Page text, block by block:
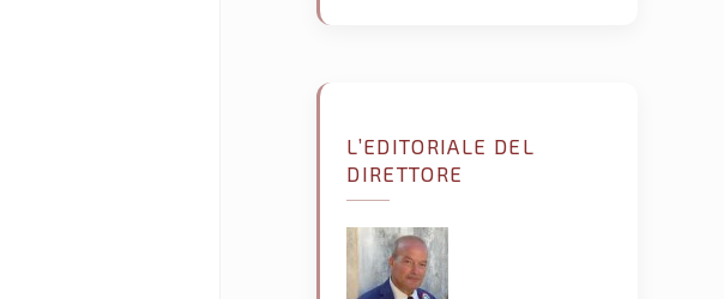
L’EDITORIALE DEL
DIRETTORE